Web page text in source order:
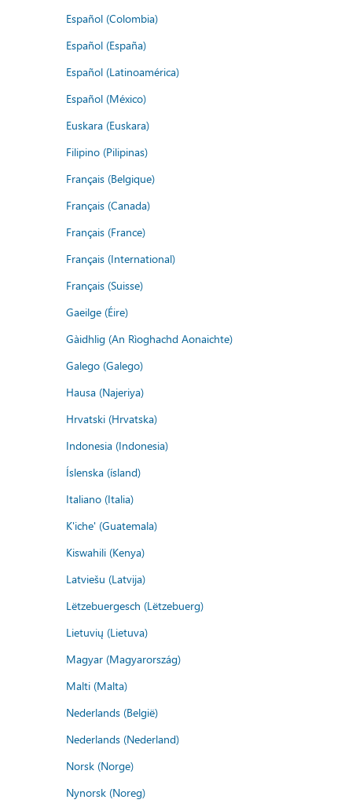
Español (Colombia)
Español (España)
Español (Latinoamérica)
Español (México)
Euskara (Euskara)
Filipino (Pilipinas)
Français (Belgique)
Français (Canada)
Français (France)
Français (International)
Français (Suisse)
Gaeilge (Éire)
Gàidhlig (An Rìoghachd Aonaichte)
Galego (Galego)
Hausa (Najeriya)
Hrvatski (Hrvatska)
Indonesia (Indonesia)
Íslenska (ísland)
Italiano (Italia)
K'iche' (Guatemala)
Kiswahili (Kenya)
Latviešu (Latvija)
Lëtzebuergesch (Lëtzebuerg)
Lietuvių (Lietuva)
Magyar (Magyarország)
Malti (Malta)
Nederlands (België)
Nederlands (Nederland)
Norsk (Norge)
Nynorsk (Noreg)